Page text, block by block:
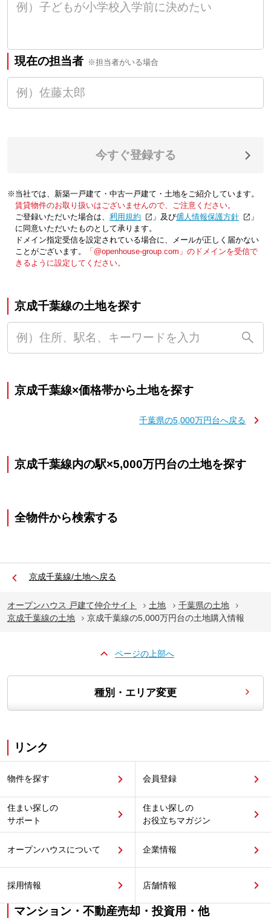
現在の担当者 ※担当者がいる場合
今すぐ登録する
※当社では、新築一戸建て・中古一戸建て・土地をご紹介しています。
賃貸物件のお取り扱いはございませんので、ご注意ください。
ご登録いただいた場合は、「利用規約 」及び「個人情報保護方針
」
に同意いただいたものとして承ります。
ドメイン指定受信を設定されている場合に、メールが正しく届かない
ことがございます。
「@openhouse-group.com」のドメインを受信で
きるように設定してください。
京成千葉線の土地を探す
京成千葉線×価格帯から土地を探す
千葉県の5,000万円台へ戻る
京成千葉線内の駅×5,000万円台の土地を探す
全物件から検索する
京成千葉線/土地へ戻る
オープンハウス 戸建て仲介サイト 土地
千葉県の土地
京成千葉線の土地
京成千葉線の5,000万円台の土地購入情報
ページの上部へ
種別・エリア変更
リンク
物件を探す 会員登録
住まい探しの
サポート
住まい探しの
お役立ちマガジン
オープンハウスについて 企業情報
採用情報 店舗情報
マンション・不動産売却・投資用・他